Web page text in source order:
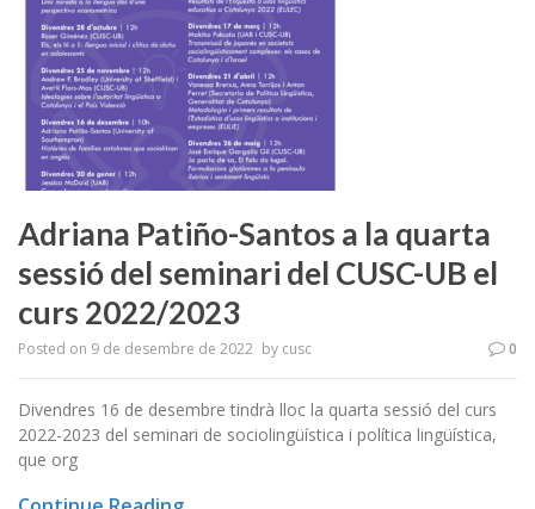
Adriana Patiño-Santos a la quarta
sessió del seminari del CUSC-UB el
curs 2022/2023
Posted on 9 de desembre de 2022 by cusc 0
Divendres 16 de desembre tindrà lloc la quarta sessió del curs
2022-2023 del seminari de sociolingüística i política lingüística,
que org